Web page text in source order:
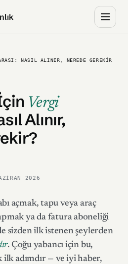
NASIL ALINIR, NEREDE GEREKIR
Vergi
Alınır,
2026
açmak, tapu veya araç
ya da fatura aboneliği
sizden ilk istenen şeylerden
. Çoğu yabancı için bu,
adımdır — ve iyi haber,